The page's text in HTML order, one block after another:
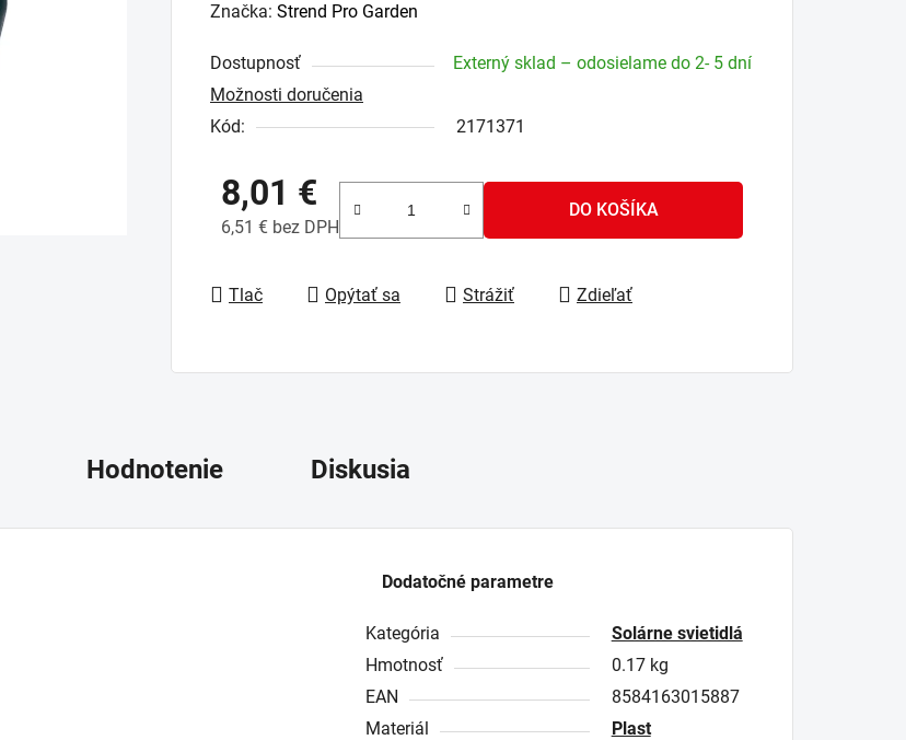
hodnotenie
je
0,0
z
hviezdičiek.
Značka: Strend Pro Garden
Dostupnosť
Externý sklad – odosielame do 2- 5 dní
Možnosti doručenia
Kód:
2171371
8,01 €
6,51 € bez DPH
DO KOŠÍKA
Tlač Opýtať sa Strážiť Zdieľať
Hodnotenie Diskusia
Dodatočné parametre
Kategória
Solárne svietidlá
Hmotnosť
0.17 kg
EAN
8584163015887
Materiál
Plast